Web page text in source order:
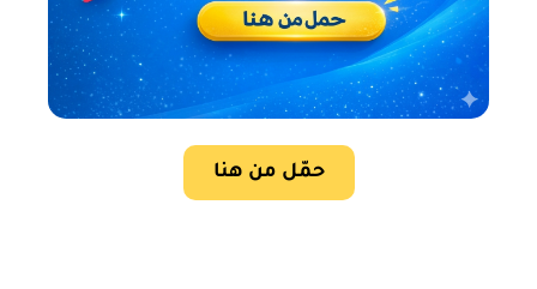
حمّل من هنا